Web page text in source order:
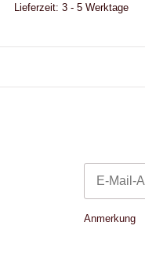
Lieferzeit: 3 - 5 Werktage
Anmerkung